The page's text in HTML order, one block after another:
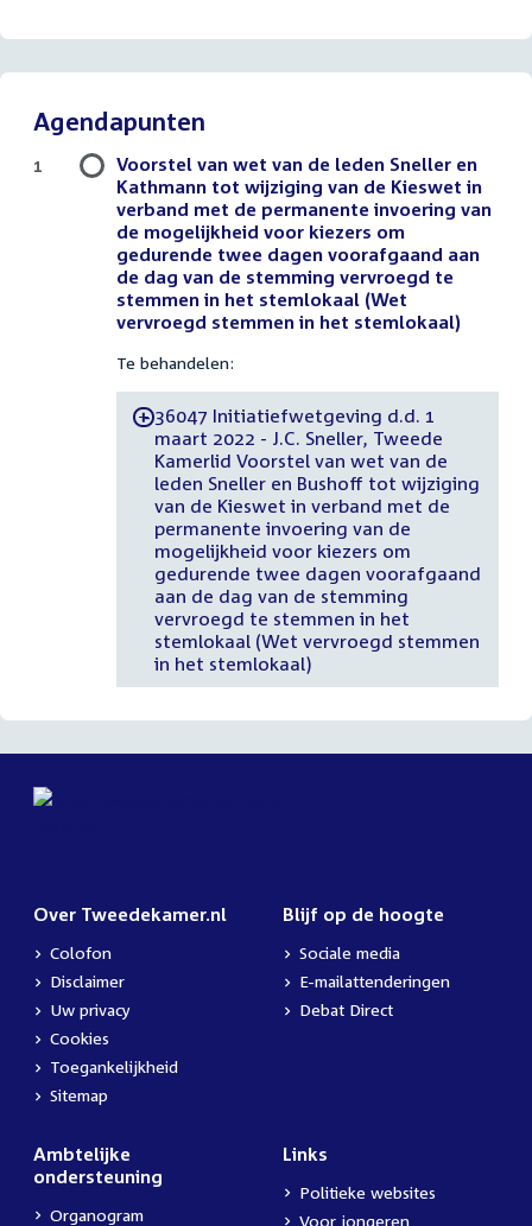
Agendapunten
Voorstel van wet van de leden Sneller en
Kathmann tot wijziging van de Kieswet in
verband met de permanente invoering van
de mogelijkheid voor kiezers om
gedurende twee dagen voorafgaand aan
de dag van de stemming vervroegd te
stemmen in het stemlokaal (Wet
vervroegd stemmen in het stemlokaal)
Te behandelen:
-36047 Initiatiefwetgeving d.d. 1
maart 2022 - J.C. Sneller, Tweede
Kamerlid Voorstel van wet van de
leden Sneller en Bushoff tot wijziging
van de Kieswet in verband met de
permanente invoering van de
mogelijkheid voor kiezers om
gedurende twee dagen voorafgaand
aan de dag van de stemming
vervroegd te stemmen in het
stemlokaal (Wet vervroegd stemmen
in het stemlokaal)
1
Over Tweedekamer.nl
Colofon
Disclaimer
Uw privacy
Cookies
Toegankelijkheid
Sitemap
Blijf op de hoogte
Sociale media
E-mailattenderingen
Debat Direct
Ambtelijke
ondersteuning
Organogram
Links
Politieke websites
Voor jongeren